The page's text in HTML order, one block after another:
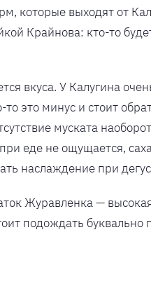
которые выходят от
Крайнова: кто-то
вкуса. У Калугина
то это минус и стоит
муската
еде не ощущается,
наслаждение при
Журавленка —
подождать буквально